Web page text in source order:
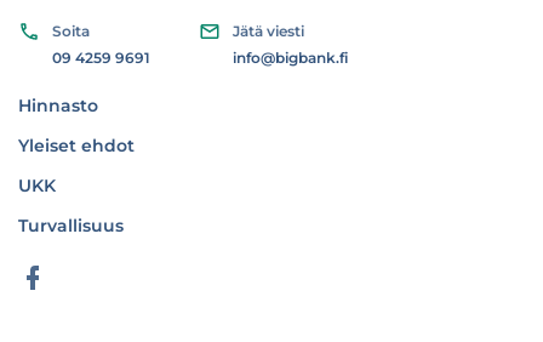
Hinnasto
Yleiset ehdot
UKK
Turvallisuus
Soita
09 4259 9691
Jätä viesti
info@bigbank.fi